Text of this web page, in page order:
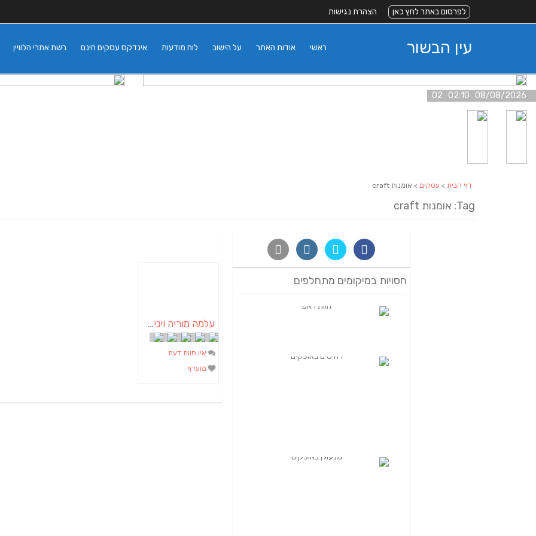
לפרסום באתר לחץ כאן הצהרת נגישות
עין הבשור רשת אתרי הלוויין אינדקס עסקים חינם לוח מודעות על הישוב אודות האתר ראשי
08/08/2026 02:10 02
דף הבית > עסקים > אומנות craft
Tag: אומנות craft
עלמה מוריה ויניק פסלת
אין חוות דעת
מועדף
חסויות במיקומים מתחלפים